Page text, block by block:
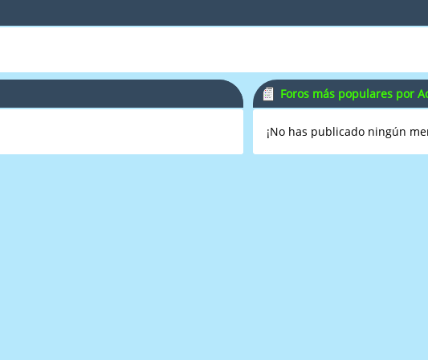
Foros más populares por
¡No has publicado ningún